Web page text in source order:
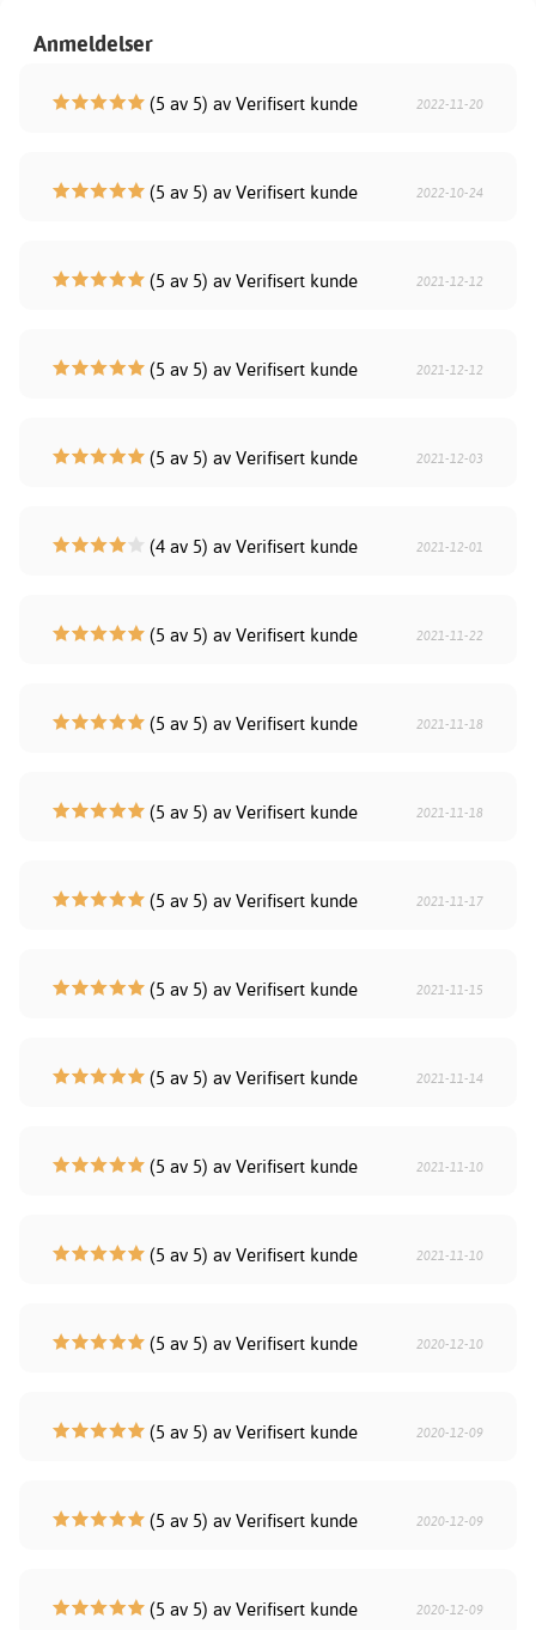
Anmeldelser
(5 av 5) av Verifisert kunde 2022-11-20
(5 av 5) av Verifisert kunde 2022-10-24
(5 av 5) av Verifisert kunde 2021-12-12
(5 av 5) av Verifisert kunde 2021-12-12
(5 av 5) av Verifisert kunde 2021-12-03
(4 av 5) av Verifisert kunde 2021-12-01
(5 av 5) av Verifisert kunde 2021-11-22
(5 av 5) av Verifisert kunde 2021-11-18
(5 av 5) av Verifisert kunde 2021-11-18
(5 av 5) av Verifisert kunde 2021-11-17
(5 av 5) av Verifisert kunde 2021-11-15
(5 av 5) av Verifisert kunde 2021-11-14
(5 av 5) av Verifisert kunde 2021-11-10
(5 av 5) av Verifisert kunde 2021-11-10
(5 av 5) av Verifisert kunde 2020-12-10
(5 av 5) av Verifisert kunde 2020-12-09
(5 av 5) av Verifisert kunde 2020-12-09
(5 av 5) av Verifisert kunde 2020-12-09